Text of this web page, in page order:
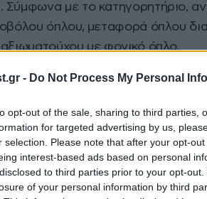
- Do Not Process My Personal
opt-out of the sale, sharing to third parties,
for targeted advertising by us,
selection. Please note that after your opt-
interest-based ads based on personal
to third parties prior to your opt-
of your personal information by third
με το κατηγορητήριο,
όπλου, μεταφορά όπλου
με φονικό όπλο.
του απέναντι στον Τραμπ,
με τον πρώην πρόεδρο,
τα εγκαίνια του «Obama
αντίδραση από τον Λευκό Οίκο,